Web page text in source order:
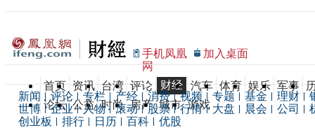
手机凤凰
网
加入桌面
首页 资讯 台湾 评论 财经 汽车 体育 娱乐 军事
论坛 公益 时尚 房产 城市 游戏
新闻 评论 专栏 产经 消费 视频 专题 基金 理财
世博
企业 人物 滚动 股票 行情 大盘 晨会 公司
创业板
排行 日历 百科 优股